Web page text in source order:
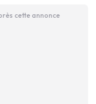
cette annonce